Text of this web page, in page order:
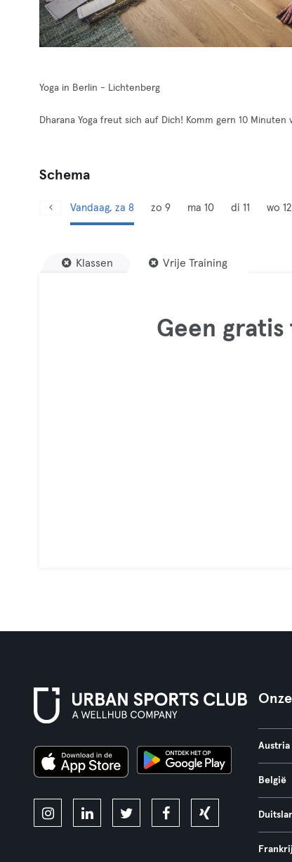
Yoga in Berlin - Lichtenberg
Dharana Yoga freut sich auf Dich! Komm gern 10
Schema
Vandaag, za 8 zo 9 ma 10 di 11 wo 12
Klassen Vrije Training
Geen
Austria
België